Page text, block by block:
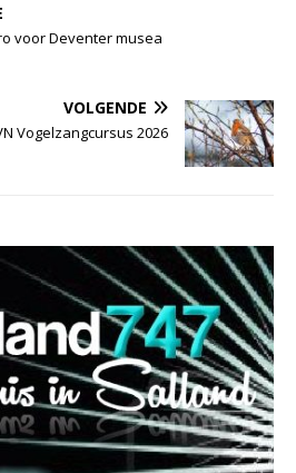
voor Deventer musea
VOLGENDE
Vogelzangcursus 2026